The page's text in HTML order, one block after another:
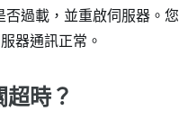
過載，並重啟伺服器。您
器通訊正常。
時？